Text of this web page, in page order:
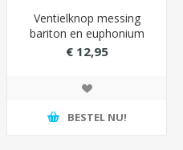
Ventielknop messing
bariton en euphonium
King
€ 12,95
BESTEL NU!